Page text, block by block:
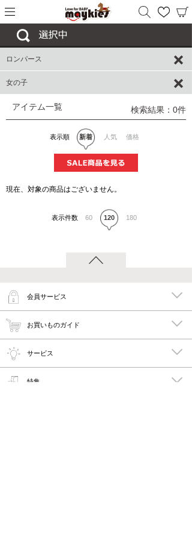
ロンパース
女の子
アイテム一覧 検索結果：0件
表示順 新着 人気 価格
現在、対象の商品はございません。
表示件数 60 120 180
会員サービス
お買いものガイド
サービス
特集